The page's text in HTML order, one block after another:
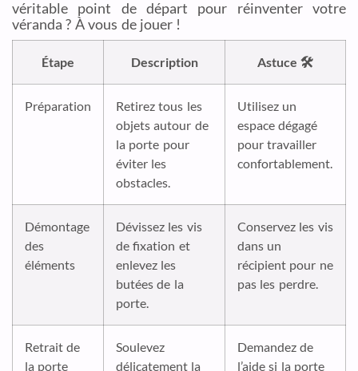
véritable point de départ pour réinventer votre
véranda ? À vous de jouer !
Étape Description Astuce 🛠️
Préparation
Retirez tous les
objets autour de
la porte pour
éviter les
obstacles.
Utilisez un
espace dégagé
pour travailler
confortablement.
Démontage
des
éléments
Dévissez les vis
de fixation et
enlevez les
butées de la
porte.
Conservez les vis
dans un
récipient pour ne
pas les perdre.
Retrait de
la porte
Soulevez
délicatement la
Demandez de
l’aide si la porte